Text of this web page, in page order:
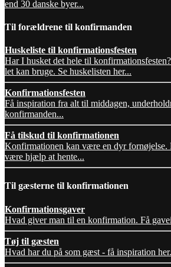
end 30 danske byer...
Til forældrene til konfirmanden
Huskeliste til konfirmationsfesten
Har I husket det hele til
let kan bruge. Se huskelisten her...
Konfirmationsfesten
Få inspiration fra alt til middagen,
konfirmanden...
Få tilskud til konfirmationen
Konfirmationen kan være en dyr fornøjelse.
være hjælp at hente...
Til gæsterne til konfirmationen
Konfirmationsgaver
Hvad giver man til en konfirmation. Få
Tøj til gæsten
Hvad har du på som gæst - få inspiration